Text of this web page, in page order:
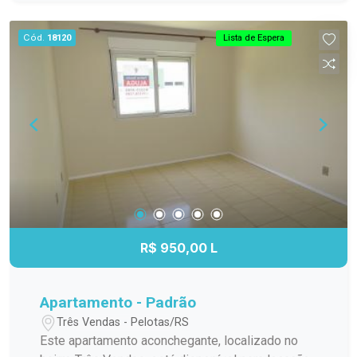
Segurança e praticidade para seu veículo. Área de
serviço: Funcional e prática para as tarefas do lar.
Localizado em um bairro valorizado de Pelotas, o
imóvel está próximo a comércios, serviços e
áreas de lazer, proporcionando uma rotina mais
Entre em contato para mais informações.
Lista de Espera
Cód. 18120
R$ 950,00 L
Apartamento - Padrão
Três Vendas - Pelotas/RS
Este apartamento aconchegante, localizado no